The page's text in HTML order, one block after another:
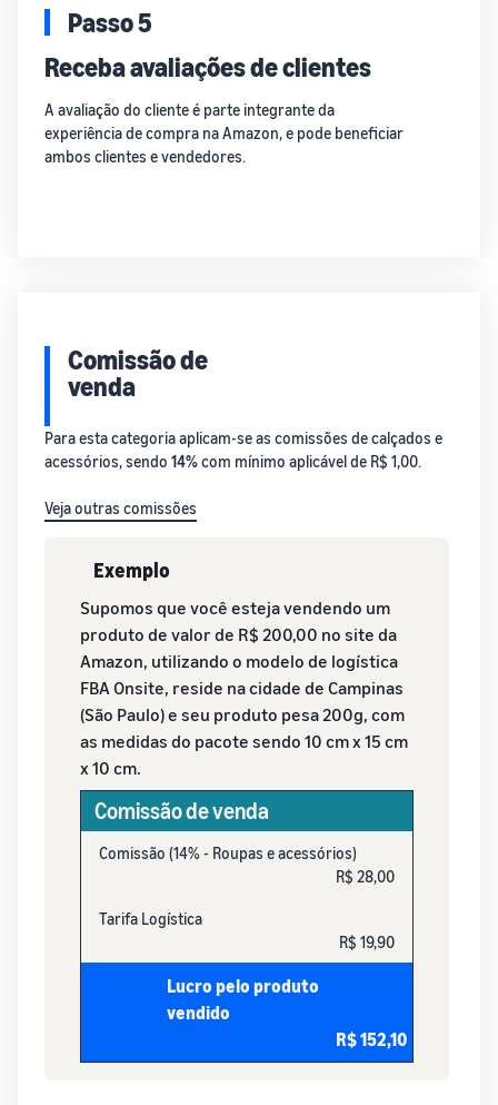
Passo 5
Receba avaliações de clientes
A avaliação do cliente é parte integrante da
experiência de compra na Amazon, e pode beneficiar
ambos clientes e vendedores.
Comissão de
venda
Para esta categoria aplicam-se as comissões de calçados e
acessórios, sendo 14%com mínimo aplicável de R$ 1,00.
Veja outras comissões
Exemplo
Supomos que você esteja vendendo um
produto de valor de R$ 200,00 no site da
Amazon, utilizando o modelo de logística
FBA Onsite, reside na cidade de Campinas
(São Paulo) e seu produto pesa 200g, com
as medidas do pacote sendo 10 cm x 15 cm
x 10 cm.
Comissão de venda
Comissão (14% - Roupas e acessórios)
R$ 28,00
Tarifa Logística
R$ 19,90
Lucro pelo produto
vendido
R$ 152,10